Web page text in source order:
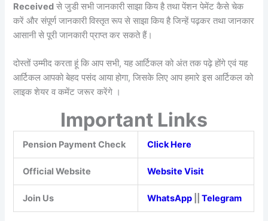
Received से जुडी सभी जानकारी साझा किय है तथा पेंशन पेमेंट कैसे चेक
करें और संपूर्ण जानकारी विस्तृत रूप से साझा किय है जिन्हें पढ़कर तथा जानकार
आसानी से पूरी जानकारी प्राप्त कर सकते हैं।
दोस्तों उम्मीद करता हूं कि आप सभी, यह आर्टिकल को अंत तक पढ़े होंगे एवं यह
आर्टिकल आपको बेहद पसंद आया होगा, जिसके लिए आप हमारे इस आर्टिकल को
लाइक शेयर व कमेंट जरूर करेंगे ।
Important Links
Pension Payment Check Click Here
Official Website Website Visit
Join Us WhatsApp ||Telegram